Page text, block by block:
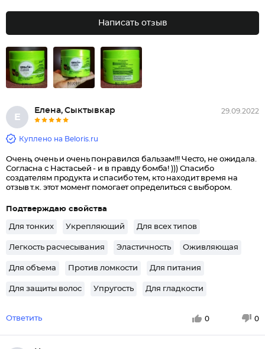
Написать отзыв
Е
Елена, Сыктывкар 29.09.2022
Куплено на Beloris.ru
Очень, очень и очень понравился бальзам!!! Често, не ожидала.
Согласна с Настасьей - и в правду бомба! ))) Спасибо
создателям продукта и спасибо тем, кто находит время на
отзыв т.к. этот момент помогает определиться с выбором.
Подтверждаю свойства
Для тонких Укрепляющий Для всех типов
Легкость расчесывания Эластичность Оживляющая
Для объема Против ломкости Для питания
Для защиты волос Упругость Для гладкости
Ответить 0 0